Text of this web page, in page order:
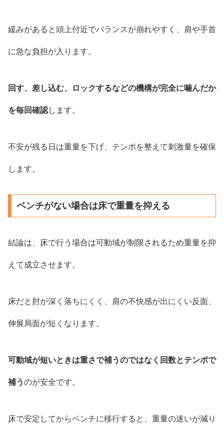
緩みがあると頭上付近でバランスが崩れやすく、肩や手首
に急な負担が入ります。
回す、差し込む、ロックするなどの機構が完全に噛んだか
を毎回確認します。
不安が残る日は重量を下げ、テンポを整えて刺激量を確保
します。
ベンチがない場合は床で重量を抑える
結論は、床で行う場合は可動域が制限されるため重量を抑
えて成立させます。
床だと肘が深く落ちにくく、肩の不快感が出にくい反面、
伸展局面が短くなります。
可動域が短いときは重さで補うのではなく回数とテンポで
補うのが安全です。
床で安定してからベンチに移行すると、重量の迷いが減り